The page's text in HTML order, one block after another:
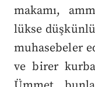
makamı,
lükse
muhasebeler
ve birer